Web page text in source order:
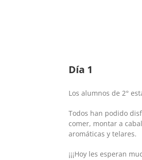
Día 1
Los alumnos de 2°
Todos han podido
comer, montar a
aromáticas y telares.
¡¡¡Hoy les esperan